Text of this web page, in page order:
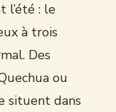
l’été : le
à trois
Des
ou
situent dans